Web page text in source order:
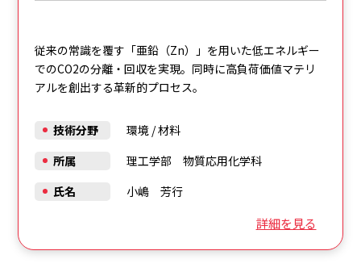
従来の常識を覆す「亜鉛（Zn）」を用いた低エネルギー
でのCO2の分離・回収を実現。同時に高負荷価値マテリ
アルを創出する革新的プロセス。
詳細を見る
技術分野 環境/材料
所属
理工学部 物質応用化学科
氏名
小嶋 芳行